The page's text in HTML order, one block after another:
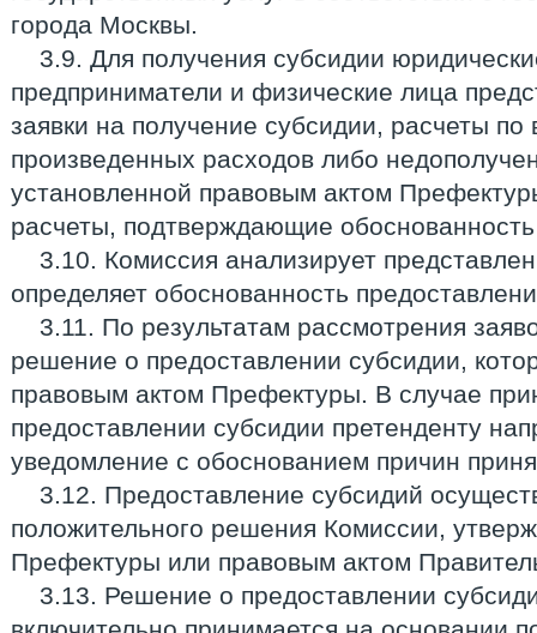
города Москвы.
3.9. Для получения субсидии
предприниматели и физические лица
заявки на получение субсидии, расчеты
произведенных расходов либо
установленной правовым актом
расчеты, подтверждающие
3.10. Комиссия анализирует
определяет обоснованность
3.11. По результатам рассмотрения
решение о предоставлении субсидии,
правовым актом Префектуры. В случае
предоставлении субсидии претенденту
уведомление с обоснованием причин
3.12. Предоставление субсидий
положительного решения Комиссии,
Префектуры или правовым актом
3.13. Решение о предоставлении